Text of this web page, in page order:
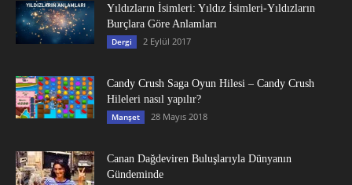
Yıldızların İsimleri: Yıldız İsimleri-Yıldızların
Burçlara Göre Anlamları
Dergi 2 Eylül 2017
Candy Crush Saga Oyun Hilesi – Candy Crush
Hileleri nasıl yapılır?
Manşet 28 Mayıs 2018
Canan Dağdeviren Buluşlarıyla Dünyanın
Gündeminde